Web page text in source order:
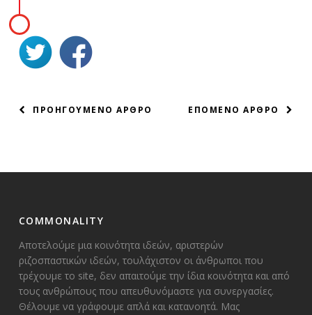
ΠΛΟΗΓΗΣΗ
ΕΠΟΜΕΝΟ ΑΡΘΡΟ
ΠΡΟΗΓΟΥΜΕΝΟ ΑΡΘΡΟ
COMMONALITY
Αποτελούμε μια κοινότητα ιδεών, αριστερών
ριζοσπαστικών ιδεών, τουλάχιστον οι άνθρωποι που
τρέχουμε το site, δεν απαιτούμε την ίδια κοινότητα και από
τους ανθρώπους που απευθυνόμαστε για συνεργασίες.
Θέλουμε να γράφουμε απλά και κατανοητά. Μας